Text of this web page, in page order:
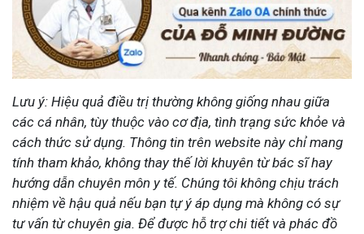
Lưu ý: Hiệu quả điều trị thường không giống nhau giữa
các cá nhân, tùy thuộc vào cơ địa, tình trạng sức khỏe và
cách thức sử dụng. Thông tin trên website này chỉ mang
tính tham khảo, không thay thế lời khuyên từ bác sĩ hay
hướng dẫn chuyên môn y tế. Chúng tôi không chịu trách
nhiệm về hậu quả nếu bạn tự ý áp dụng mà không có sự
tư vấn từ chuyên gia. Để được hỗ trợ chi tiết và phác đồ